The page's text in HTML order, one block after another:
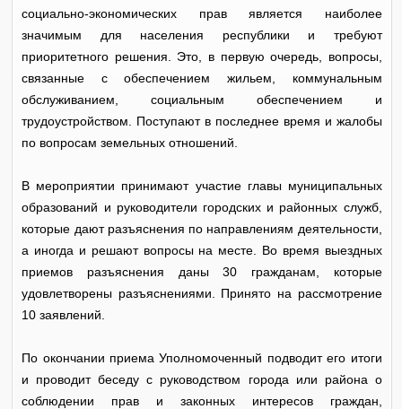
социально-экономических прав является наиболее
значимым для населения республики и требуют
приоритетного решения. Это, в первую очередь, вопросы,
связанные с обеспечением жильем, коммунальным
обслуживанием, социальным обеспечением и
трудоустройством. Поступают в последнее время и жалобы
по вопросам земельных отношений.
В мероприятии принимают участие главы муниципальных
образований и руководители городских и районных служб,
которые дают разъяснения по направлениям деятельности,
а иногда и решают вопросы на месте. Во время выездных
приемов разъяснения даны 30 гражданам, которые
удовлетворены разъяснениями. Принято на рассмотрение
10 заявлений.
По окончании приема Уполномоченный подводит его итоги
и проводит беседу с руководством города или района о
соблюдении прав и законных интересов граждан,